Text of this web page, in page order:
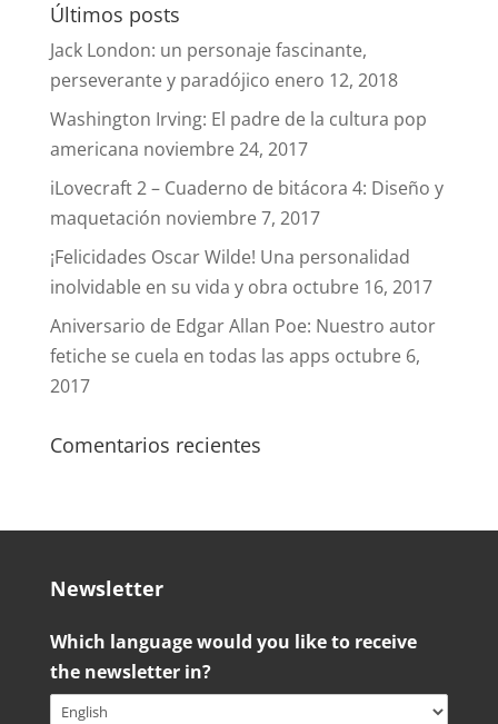
Últimos posts
Jack London: un personaje fascinante,
perseverante y paradójico enero 12, 2018
Washington Irving: El padre de la cultura pop
americana noviembre 24, 2017
iLovecraft 2 – Cuaderno de bitácora 4: Diseño y
maquetación noviembre 7, 2017
¡Felicidades Oscar Wilde! Una personalidad
inolvidable en su vida y obra octubre 16, 2017
Aniversario de Edgar Allan Poe: Nuestro autor
fetiche se cuela en todas las apps octubre 6,
2017
Comentarios recientes
Newsletter
Which language would you like to receive
the newsletter in?